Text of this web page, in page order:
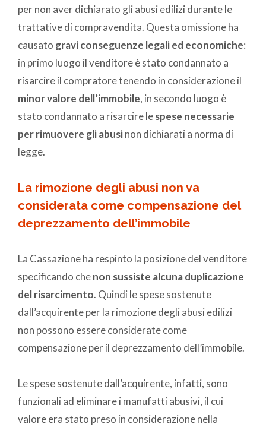
per non aver dichiarato gli abusi edilizi durante le
trattative di compravendita. Questa omissione ha
causato gravi conseguenze legali ed economiche:
in primo luogo il venditore è stato condannato a
risarcire il compratore tenendo in considerazione il
minor valore dell’immobile, in secondo luogo è
stato condannato a risarcire lespese necessarie
per rimuovere gli abusinon dichiarati a norma di
legge.
La rimozione degli abusi non va
considerata come compensazione del
deprezzamento dell’immobile
La Cassazione ha respinto la posizione del venditore
specificando chenon sussiste alcuna duplicazione
del risarcimento. Quindi le spese sostenute
dall’acquirente per la rimozione degli abusi edilizi
non possono essere considerate come
compensazione per il deprezzamento dell’immobile.
Le spese sostenute dall’acquirente, infatti, sono
funzionali ad eliminare i manufatti abusivi, il cui
valore era stato preso in considerazione nella